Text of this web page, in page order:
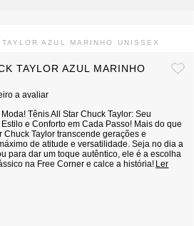
AZUL MARINHO UNISSEX
TAYLOR AZUL MARINHO
a avaliar
Tênis All Star Chuck Taylor: Seu
e Conforto em Cada Passo! Mais do que
Chuck Taylor transcende gerações e
de atitude e versatilidade. Seja no dia a
para dar um toque autêntico, ele é a escolha
na Free Corner e calce a história! Ler